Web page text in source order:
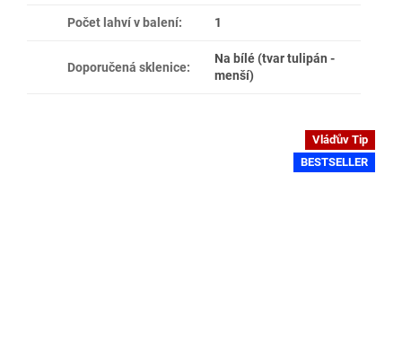
Počet lahví v balení: 1
Doporučená sklenice:
Na bílé (tvar tulipán -
menší)
Vláďův Tip
BESTSELLER